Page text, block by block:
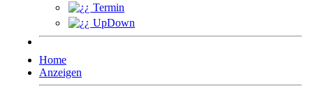
Termin
UpDown
Home
Anzeigen